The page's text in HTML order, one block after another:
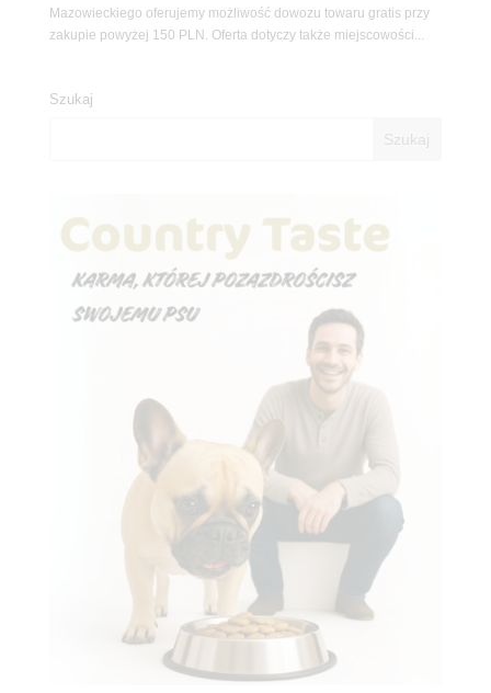
Mazowieckiego oferujemy możliwość dowozu towaru gratis przy
zakupie powyżej 150 PLN. Oferta dotyczy także miejscowości...
Szukaj